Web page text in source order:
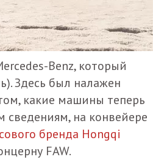
Benz, который
Здесь был налажен
какие машины теперь
сведениям, на конвейере
бренда Hongqi
FAW.